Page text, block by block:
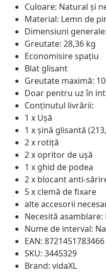
Culoare: Natural și
Material: Lemn de
Dimensiuni
Greutate: 28,36 kg
Economisire spațiu
Blat glisant
Greutate maximă:
Doar pentru uz în
Conținutul livrării:
1 x Ușă
1 x șină glisantă
2 x rotiță
2 x opritor de ușă
1 x ghid de podea
2 x blocant anti-
5 x clemă de fixare
alte accesorii
Necesită asamblare:
Nume de interval:
EAN: 8721451783466
SKU: 3445329
Brand: vidaXL